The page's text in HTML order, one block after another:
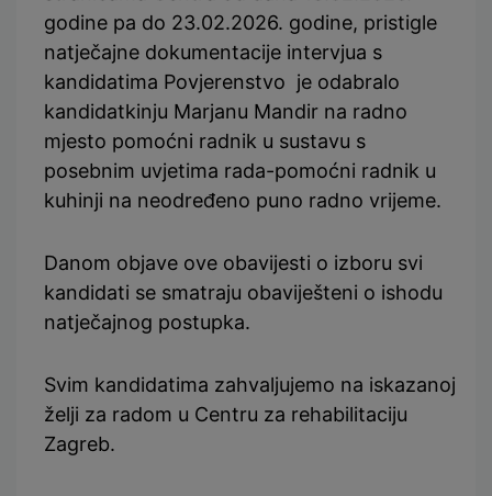
godine pa do 23.02.2026. godine, pristigle
natječajne dokumentacije intervjua s
kandidatima Povjerenstvo je odabralo
kandidatkinju Marjanu Mandir na radno
mjesto pomoćni radnik u sustavu s
posebnim uvjetima rada-pomoćni radnik u
kuhinji na neodređeno puno radno vrijeme.
Danom objave ove obavijesti o izboru svi
kandidati se smatraju obaviješteni o ishodu
natječajnog postupka.
Svim kandidatima zahvaljujemo na iskazanoj
želji za radom u Centru za rehabilitaciju
Zagreb.